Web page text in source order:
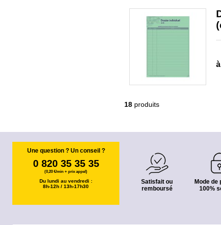
18 produits
Une question ? Un conseil ?
0 820 35 35 35
(0,20 €/min + prix appel)
Du lundi au vendredi :
8h-12h / 13h-17h30
Satisfait ou
remboursé
Mode de
100%